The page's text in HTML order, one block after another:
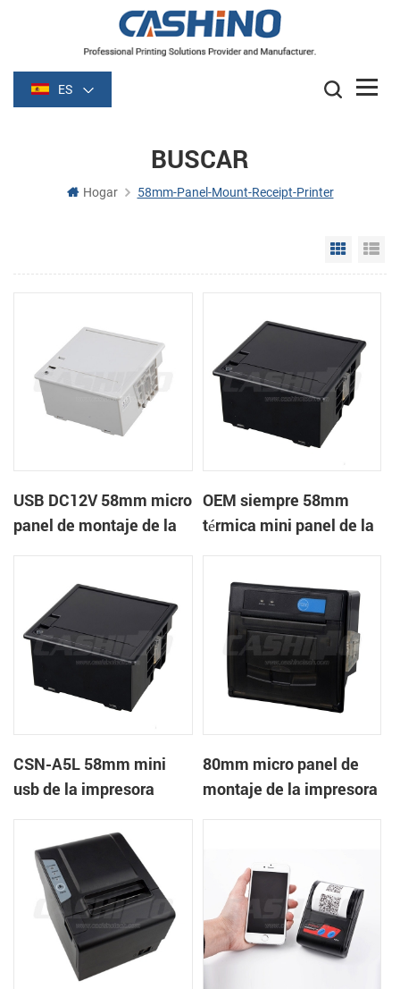
ES
BUSCAR
Hogar 58mm-Panel-Mount-Receipt-Printer
Grid
USB DC12V 58mm micro
panel de montaje de la
OEM siempre 58mm
térmica mini panel de la
CSN-A5L 58mm mini
usb de la impresora
fuente de alimentación
de DC12V
80mm micro panel de
montaje de la impresora